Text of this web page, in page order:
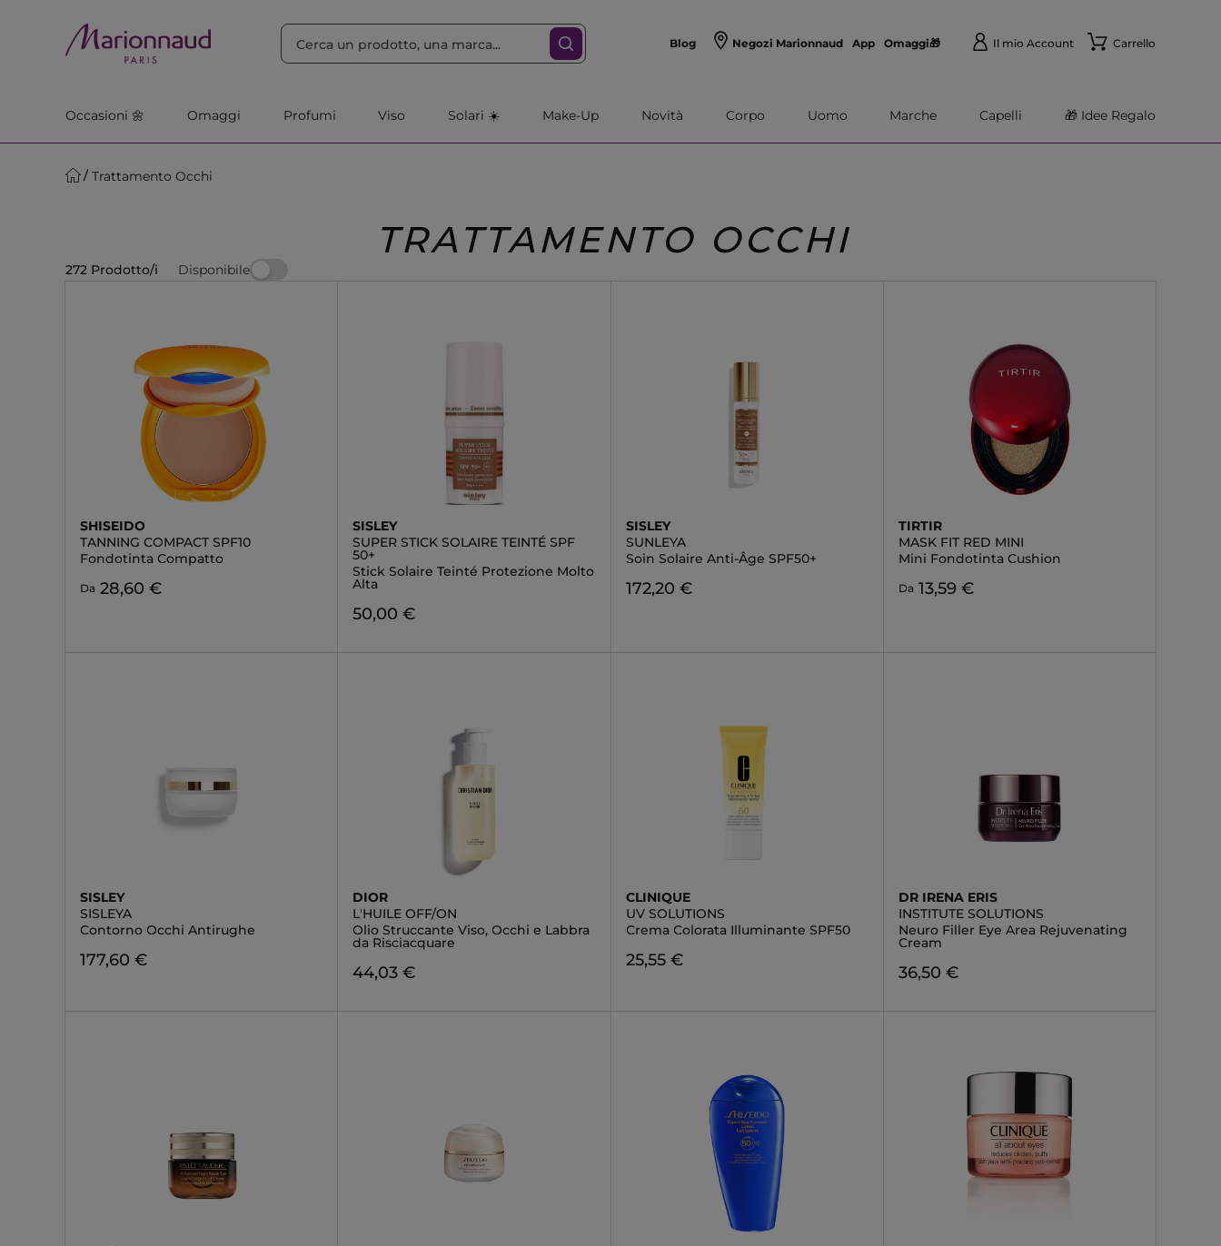
Blog Negozi Marionnaud App Omaggi🎁 Il mio Account Carrello
Occasioni 🌼 Omaggi Profumi Viso Solari ☀️ Make-Up Novità Corpo Uomo Marche Capelli 🎁 Idee Regalo
Trattamento Occhi
TRATTAMENTO OCCHI
272 Prodotto/i Disponibile
SHISEIDO
TANNING COMPACT SPF10
Fondotinta Compatto
Da 28,60 €
SISLEY
SUPER STICK SOLAIRE TEINTÉ SPF
50+
Stick Solaire Teinté Protezione Molto
Alta
50,00 €
SISLEY
SUNLEYA
Soin Solaire Anti-Âge SPF50+
172,20 €
TIRTIR
MASK FIT RED MINI
Mini Fondotinta Cushion
Da 13,59 €
SISLEY
SISLEYA
Contorno Occhi Antirughe
177,60 €
DIOR
L'HUILE OFF/ON
Olio Struccante Viso, Occhi e Labbra
da Risciacquare
44,03 €
CLINIQUE
UV SOLUTIONS
Crema Colorata Illuminante SPF50
25,55 €
DR IRENA ERIS
INSTITUTE SOLUTIONS
Neuro Filler Eye Area Rejuvenating
Cream
36,50 €